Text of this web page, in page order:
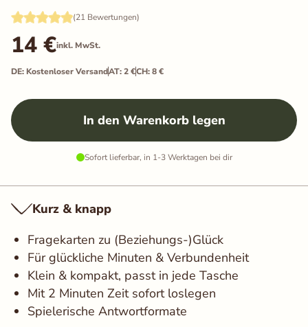
(21 Bewertungen)
14 €inkl. MwSt.
DE: Kostenloser VersandAT: 2 €CH: 8 €
In den Warenkorb legen
Sofort lieferbar, in 1-3 Werktagen bei dir
Kurz & knapp
Fragekarten zu (Beziehungs-)Glück
Für glückliche Minuten & Verbundenheit
Klein & kompakt, passt in jede Tasche
Mit 2 Minuten Zeit sofort loslegen
Spielerische Antwortformate